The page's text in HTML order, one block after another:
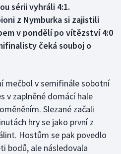
sérii vyhráli 4:1.
z Nymburka si zajistili
v pondělí po vítězství 4:0
čeká souboj o
mečbol v semifinále sobotní
v zaplněné domácí hale
Slezané začali
hry se jako první z
Hostům se pak povedlo
bodů, ale následovala